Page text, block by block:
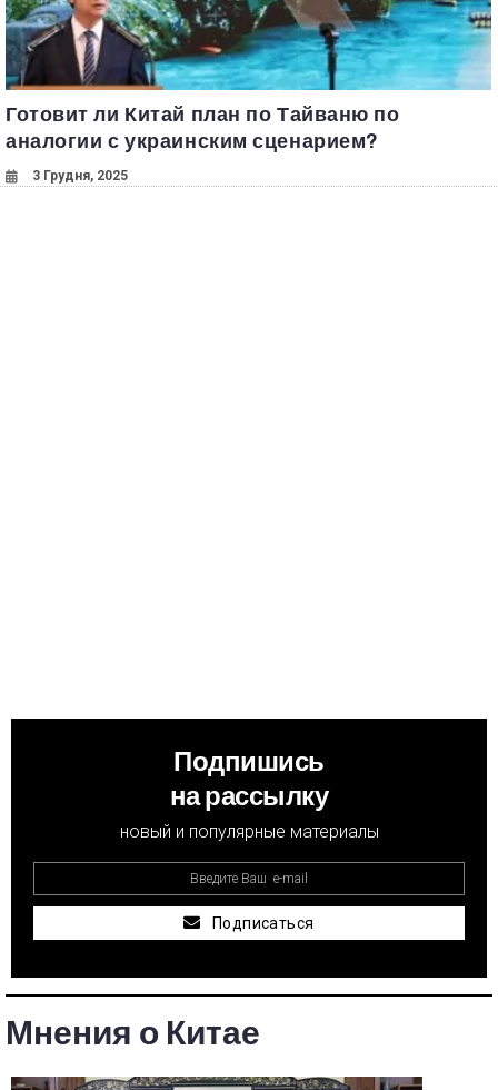
Готовит ли Китай план по Тайваню по
аналогии с украинским сценарием?
3 Грудня, 2025
Подпишись
на рассылку
новый и популярные материалы
Подписаться
Мнения о Китае